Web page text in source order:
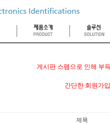
게시판 스팸으로 인해 부
간단한 회원가
제목